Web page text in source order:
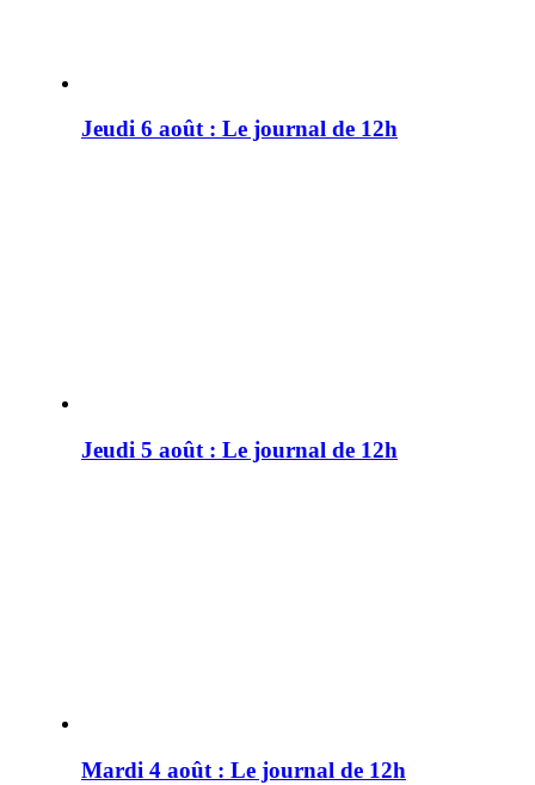
Jeudi 6 août : Le journal de 12h
Jeudi 5 août : Le journal de 12h
Mardi 4 août : Le journal de 12h